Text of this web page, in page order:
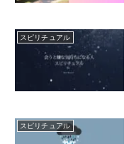
スピリチュアル
スピリチュアル